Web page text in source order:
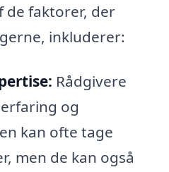
de faktorer, der
inkluderer:
Rådgivere
og
kan ofte tage
men de kan også